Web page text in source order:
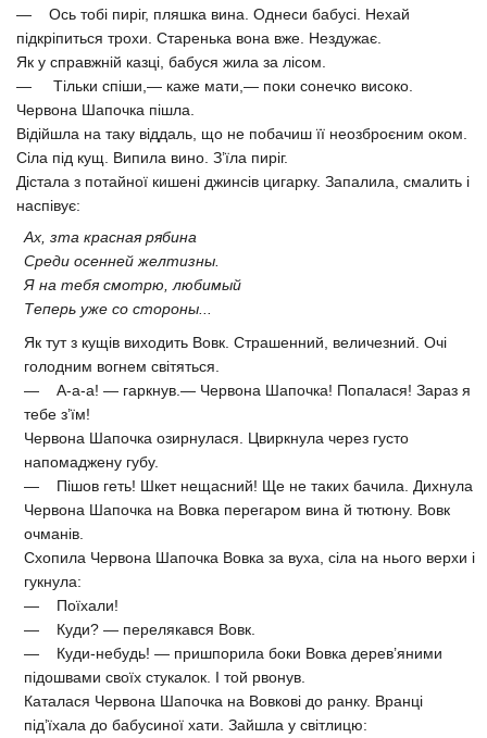
— Ось тобі пиріг, пляшка вина. Однеси бабусі. Нехай
підкріпиться трохи. Старенька вона вже. Нездужає.
Як у справжній казці, бабуся жила за лісом.
— Тільки спіши,— каже мати,— поки сонечко високо.
Червона Шапочка пішла.
Відійшла на таку віддаль, що не побачиш її неозброєним оком.
Сіла під кущ. Випила вино. З’їла пиріг.
Дістала з потайної кишені джинсів цигарку. Запалила, смалить і
наспівує:
Ах, зта красная рябина
Среди осенней желтизны.
Я на тебя смотрю, любимый
Теперь уже со стороны...
Як тут з кущів виходить Вовк. Страшенний, величезний. Очі
голодним вогнем світяться.
— А-а-а! — гаркнув.— Червона Шапочка! Попалася! Зараз я
тебе з’їм!
Червона Шапочка озирнулася. Цвиркнула через густо
напомаджену губу.
— Пішов геть! Шкет нещасний! Ще не таких бачила. Дихнула
Червона Шапочка на Вовка перегаром вина й тютюну. Вовк
очманів.
Схопила Червона Шапочка Вовка за вуха, сіла на нього верхи і
гукнула:
— Поїхали!
— Куди? — перелякався Вовк.
— Куди-небудь! — пришпорила боки Вовка дерев’яними
підошвами своїх стукалок. І той рвонув.
Каталася Червона Шапочка на Вовкові до ранку. Вранці
під’їхала до бабусиної хати. Зайшла у світлицю: